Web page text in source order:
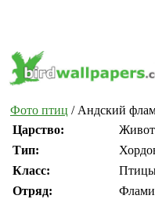
Фото птиц / Андский
Царство:
Тип:
Класс:
Отряд: